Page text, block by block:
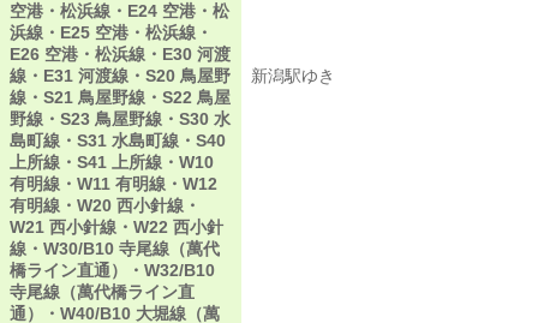
空港・松浜線・E24 空港・松
浜線・E25 空港・松浜線・
E26 空港・松浜線・E30 河渡
線・E31 河渡線・S20 鳥屋野
線・S21 鳥屋野線・S22 鳥屋
野線・S23 鳥屋野線・S30 水
島町線・S31 水島町線・S40
上所線・S41 上所線・W10
有明線・W11 有明線・W12
有明線・W20 西小針線・
W21 西小針線・W22 西小針
線・W30/B10 寺尾線（萬代
橋ライン直通）・W32/B10
寺尾線（萬代橋ライン直
通）・W40/B10 大堀線（萬
新潟駅ゆき